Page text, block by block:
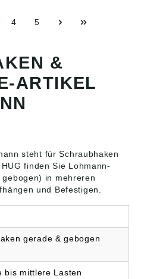
4 5
&
ARTIKEL
steht fürSchraubhaken
HUG finden Sie Lohmann-
in mehreren
und Befestigen.
gerade & gebogen
bis mittlere Lasten